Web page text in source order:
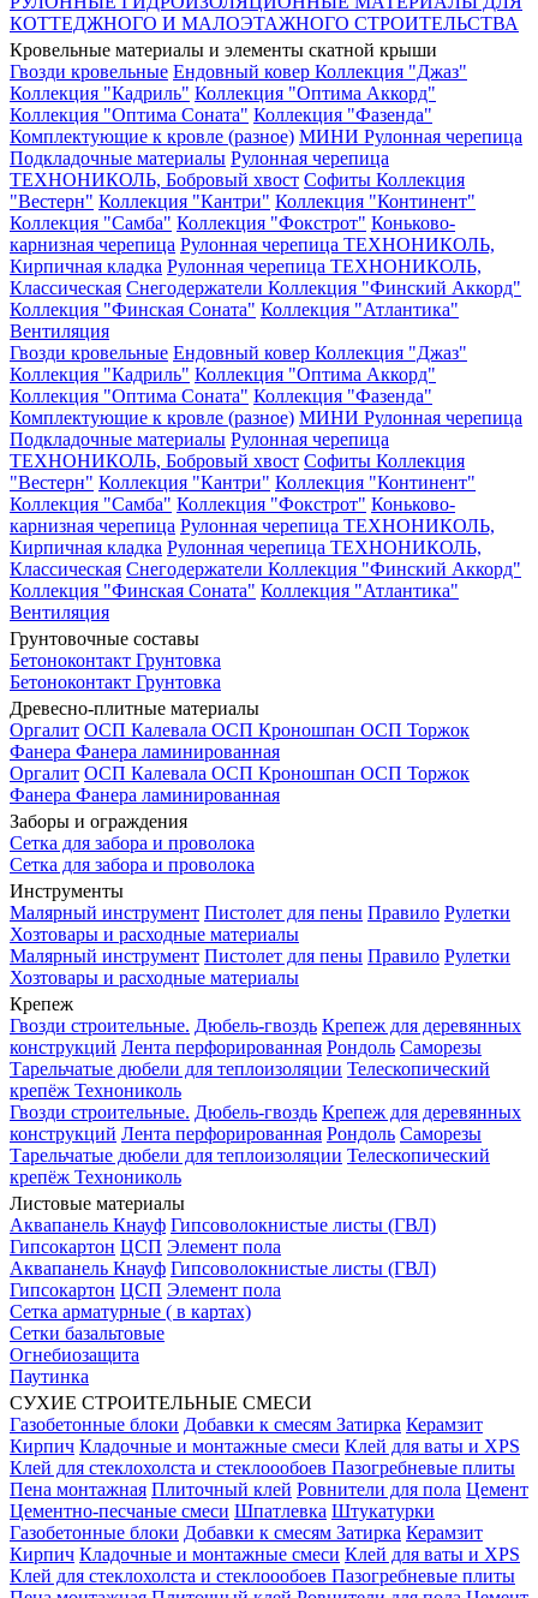
КОТТЕДЖНОГО И МАЛОЭТАЖНОГО СТРОИТЕЛЬСТВА
Кровельные материалы и элементы скатной крыши
Гвозди кровельные Ендовный ковер Коллекция "Джаз"
Коллекция "Кадриль" Коллекция "Оптима Аккорд"
Коллекция "Оптима Соната" Коллекция "Фазенда"
Комплектующие к кровле (разное) МИНИ Рулонная черепица
Подкладочные материалы Рулонная черепица
ТЕХНОНИКОЛЬ, Бобровый хвост Софиты Коллекция
"Вестерн" Коллекция "Кантри" Коллекция "Континент"
Коллекция "Самба" Коллекция "Фокстрот" Коньково-
карнизная черепица Рулонная черепица ТЕХНОНИКОЛЬ,
Кирпичная кладка Рулонная черепица ТЕХНОНИКОЛЬ,
Классическая Снегодержатели Коллекция "Финский Аккорд"
Коллекция "Финская Соната" Коллекция "Атлантика"
Вентиляция
Гвозди кровельные Ендовный ковер Коллекция "Джаз"
Коллекция "Кадриль" Коллекция "Оптима Аккорд"
Коллекция "Оптима Соната" Коллекция "Фазенда"
Комплектующие к кровле (разное) МИНИ Рулонная черепица
Подкладочные материалы Рулонная черепица
ТЕХНОНИКОЛЬ, Бобровый хвост Софиты Коллекция
"Вестерн" Коллекция "Кантри" Коллекция "Континент"
Коллекция "Самба" Коллекция "Фокстрот" Коньково-
карнизная черепица Рулонная черепица ТЕХНОНИКОЛЬ,
Кирпичная кладка Рулонная черепица ТЕХНОНИКОЛЬ,
Классическая Снегодержатели Коллекция "Финский Аккорд"
Коллекция "Финская Соната" Коллекция "Атлантика"
Вентиляция
Грунтовочные составы
Бетоноконтакт Грунтовка
Бетоноконтакт Грунтовка
Древесно-плитные материалы
Оргалит ОСП Калевала ОСП Кроношпан ОСП Торжок
Фанера Фанера ламинированная
Оргалит ОСП Калевала ОСП Кроношпан ОСП Торжок
Фанера Фанера ламинированная
Заборы и ограждения
Сетка для забора и проволока
Сетка для забора и проволока
Инструменты
Малярный инструмент Пистолет для пены Правило Рулетки
Хозтовары и расходные материалы
Малярный инструмент Пистолет для пены Правило Рулетки
Хозтовары и расходные материалы
Крепеж
Гвозди строительные. Дюбель-гвоздь Крепеж для деревянных
конструкций Лента перфорированная Рондоль Саморезы
Тарельчатые дюбели для теплоизоляции Телескопический
крепёж Технониколь
Гвозди строительные. Дюбель-гвоздь Крепеж для деревянных
конструкций Лента перфорированная Рондоль Саморезы
Тарельчатые дюбели для теплоизоляции Телескопический
крепёж Технониколь
Листовые материалы
Аквапанель Кнауф Гипсоволокнистые листы (ГВЛ)
Гипсокартон ЦСП Элемент пола
Аквапанель Кнауф Гипсоволокнистые листы (ГВЛ)
Гипсокартон ЦСП Элемент пола
Сетка арматурные ( в картах)
Сетки базальтовые
Огнебиозащита
Паутинка
СУХИЕ СТРОИТЕЛЬНЫЕ СМЕСИ
Газобетонные блоки Добавки к смесям Затирка Керамзит
Кирпич Кладочные и монтажные смеси Клей для ваты и XPS
Клей для стеклохолста и стеклоообоев Пазогребневые плиты
Пена монтажная Плиточный клей Ровнители для пола Цемент
Цементно-песчаные смеси Шпатлевка Штукатурки
Газобетонные блоки Добавки к смесям Затирка Керамзит
Кирпич Кладочные и монтажные смеси Клей для ваты и XPS
Клей для стеклохолста и стеклоообоев Пазогребневые плиты